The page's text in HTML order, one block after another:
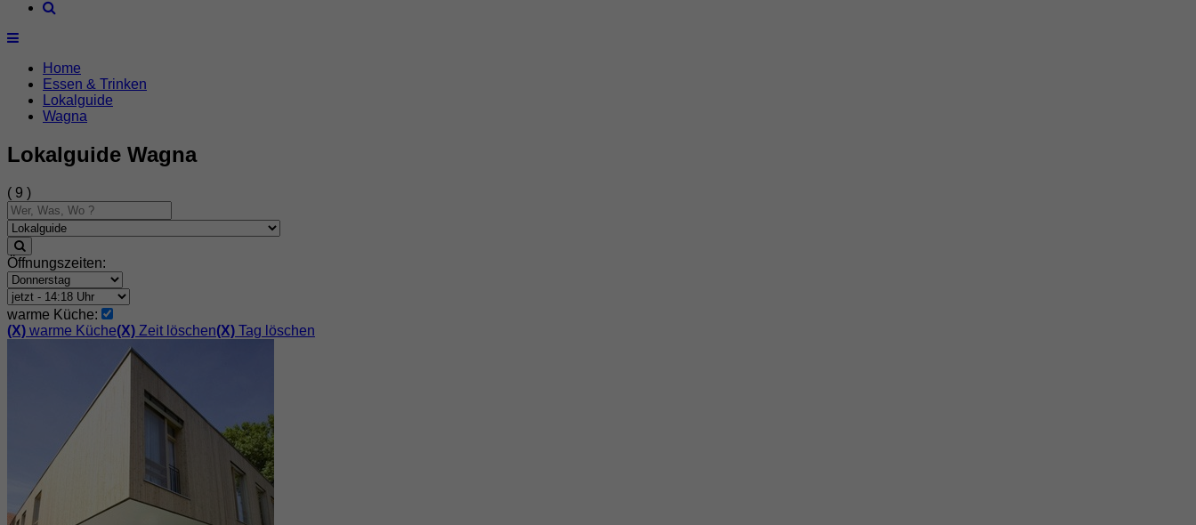
Home
Essen & Trinken
Lokalguide
Wagna
Lokalguide Wagna
( 9 )
Öffnungszeiten:
warme Küche:
(X) warme Küche(X) Zeit löschen(X) Tag löschen